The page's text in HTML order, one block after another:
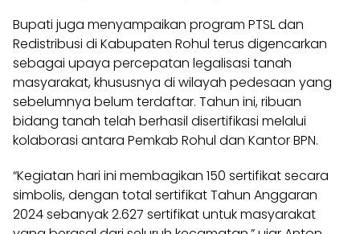
Bupati juga menyampaikan program PTSL dan
Redistribusi di Kabupaten Rohul terus digencarkan
sebagai upaya percepatan legalisasi tanah
masyarakat, khususnya di wilayah pedesaan yang
sebelumnya belum terdaftar. Tahun ini, ribuan
bidang tanah telah berhasil disertifikasi melalui
kolaborasi antara Pemkab Rohul dan Kantor BPN.
“Kegiatan hari ini membagikan 150 sertifikat secara
simbolis, dengan total sertifikat Tahun Anggaran
2024 sebanyak 2.627 sertifikat untuk masyarakat